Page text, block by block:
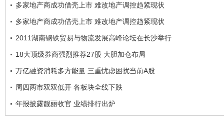
多家地产商成功借壳上市 难改地产调控趋紧现状
多家地产商成功借壳上市 难改地产调控趋紧现状
2011湖南钢铁贸易与物流发展高峰论坛在长沙举行
18大顶级券商强烈推荐27股 大胆加仓布局
万亿融资消耗多方能量 三重忧虑困扰当前A股
周四两市双双低开 各板块全线下跌
年报披露靓丽收官 业绩排行出炉